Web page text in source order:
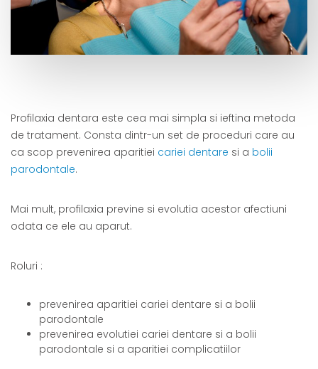
Profilaxia dentara este cea mai simpla si ieftina metoda
de tratament. Consta dintr-un set de proceduri care au
ca scop prevenirea aparitiei cariei dentare si a bolii
parodontale.
Mai mult, profilaxia previne si evolutia acestor afectiuni
odata ce ele au aparut.
Roluri :
prevenirea aparitiei cariei dentare si a bolii
parodontale
prevenirea evolutiei cariei dentare si a bolii
parodontale si a aparitiei complicatiilor